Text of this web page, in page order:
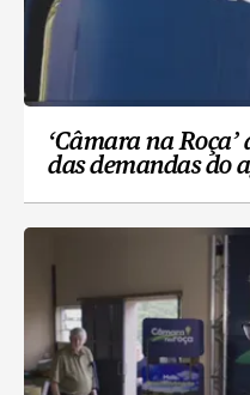
‘Câmara na
das demandas do